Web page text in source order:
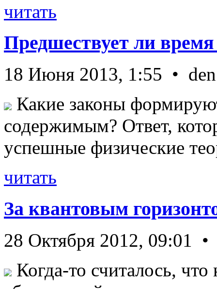
читать
Предшествует ли
18 Июня 2013, 1:55 • den
Какие законы
содержимым? Ответ,
успешные физические
читать
За квантовым
28 Октября 2012, 09:01
Когда-то считалось, что